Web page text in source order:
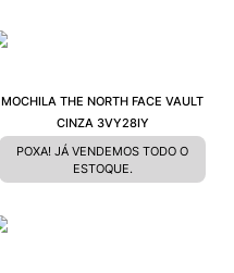
MOCHILA THE NORTH FACE VAULT
CINZA 3VY28IY
POXA! JÁ VENDEMOS TODO O
ESTOQUE.